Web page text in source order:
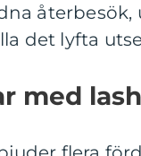
det lyfta
med